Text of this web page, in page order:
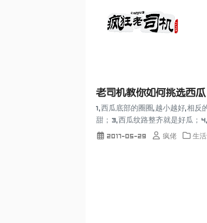
老司机教你如何挑选西瓜
1,西瓜底部的圈圈,越小越好,相反
甜； 3,西瓜纹路整齐就是好瓜；
2017-05-29 疯佬 生